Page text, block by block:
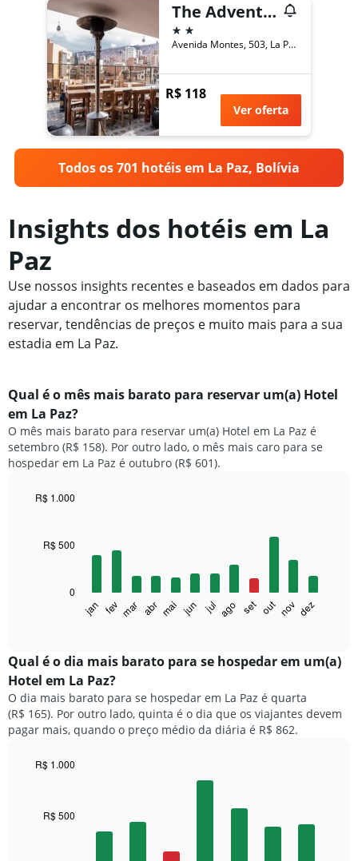
The Adventure Brew Hostel
2 estrelas
Avenida Montes, 503, La Paz, Bolívia
R$ 118
Ver oferta
Todos os 701 hotéis em La Paz, Bolívia
Insights dos hotéis em La
Paz
Use nossos insights recentes e baseados em dados para
ajudar a encontrar os melhores momentos para
reservar, tendências de preços e muito mais para a sua
estadia em La Paz.
Qual é o mês mais barato para reservar um(a) Hotel
em La Paz?
O mês mais barato para reservar um(a) Hotel em La Paz é
setembro (R$ 158). Por outro lado, o mês mais caro para se
hospedar em La Paz é outubro (R$ 601).
with
exibe
o
preço
médio
de
um
gráfico
jan fev mar abr mai jun jul ago set out nov dez
0
R$ 500
R$ 1.000
Qual é o dia mais barato para se hospedar em um(a)
Hotel em La Paz?
O dia mais barato para se hospedar em La Paz é quarta
(R$ 165). Por outro lado, quinta é o dia que os viajantes devem
pagar mais, quando o preço médio da diária é R$ 862.
R$ 500
R$ 1.000